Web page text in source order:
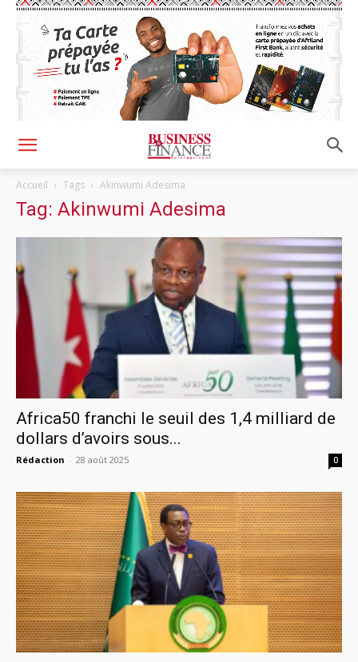
Accueil Tags Akinwumi Adesima
Tag: Akinwumi Adesima
Africa50 franchi le seuil des 1,4 milliard de
dollars d’avoirs sous...
Rédaction - 28 août 2025 0